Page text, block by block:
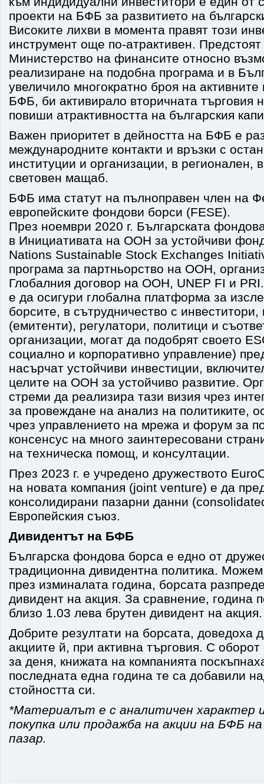
проекти на БФБ за развитието на
Високите лихви в момента правят този
инструмент още по-атрактивен. Предстоят
Министерство на финансите относно
реализиране на подобна програма и в
увеличило многократно броя на активните
БФБ, би активирало вторичната търговия
повиши атрактивността на българския
Важен приоритет в дейността на БФБ е
международните контакти и връзки с
институции и организации, в регионален,
световен мащаб.
БФБ има статут на пълноправен член на
европейските фондови борси (FESE).
През ноември 2020 г. Българската
в Инициативата на ООН за устойчиви
Nations Sustainable Stock Exchanges
програма за партньорство на ООН,
Глобалния договор на ООН, UNEP FI и
е да осигури глобална платформа за
борсите, в сътрудничество с инвеститори,
(емитенти), регулатори, политици и
организации, могат да подобрят своето
социално и корпоративно управление)
насърчат устойчиви инвестиции,
целите на ООН за устойчиво развитие.
стреми да реализира тази визия чрез
за провеждане на анализ на политиките,
чрез управлението на мрежа и форум за
консенсус на много заинтересовани
на техническа помощ, и консултации.
През 2023 г. е учредено дружеството
на новата компания (joint venture) e да
консолидирани пазарни данни
Европейския съюз.
Дивидентът на БФБ
Българска фондова борса е едно от
традиционна дивидентна политика.
през изминалата година, борсата
дивидент на акция. За сравнение, година
близо 1.03 лева брутен дивидент на акция.
Добрите резултати на борсата, доведоха
акциите й, при активна търговия. С
за деня, книжата на компанията
последната една година те са добавили
стойността си.
*Материалът е с аналитичен характер
покупка или продажба на акции на БФБ
пазар.